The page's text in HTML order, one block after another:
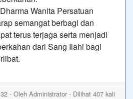
Wanita Persatuan
semangat berbagi dan
terus terjaga serta menjadi
dari Sang Ilahi bagi
- Oleh Administrator - Dilihat 407 kali